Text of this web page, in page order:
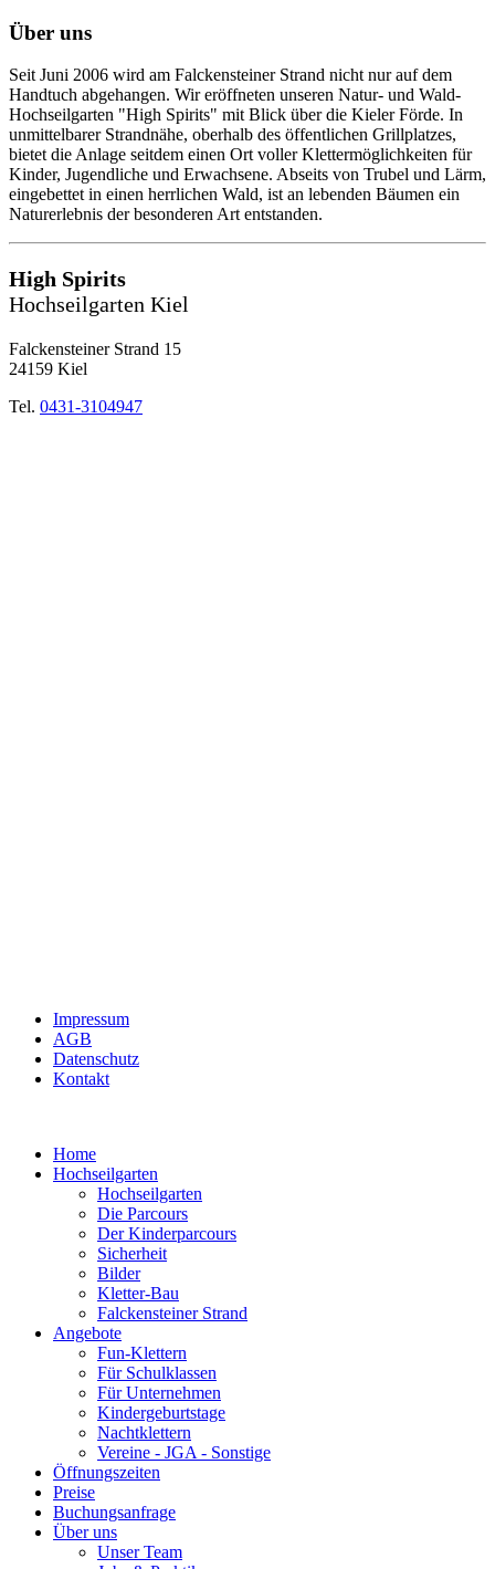
Über uns
Seit Juni 2006 wird am Falckensteiner Strand nicht nur auf dem
Handtuch abgehangen. Wir eröffneten unseren Natur- und Wald-
Hochseilgarten "High Spirits" mit Blick über die Kieler Förde. In
unmittelbarer Strandnähe, oberhalb des öffentlichen Grillplatzes,
bietet die Anlage seitdem einen Ort voller Klettermöglichkeiten für
Kinder, Jugendliche und Erwachsene. Abseits von Trubel und Lärm,
eingebettet in einen herrlichen Wald, ist an lebenden Bäumen ein
Naturerlebnis der besonderen Art entstanden.
High Spirits
Hochseilgarten Kiel
Falckensteiner Strand 15
24159 Kiel
Tel. 0431-3104947
Impressum
AGB
Datenschutz
Kontakt
Home
Hochseilgarten
Hochseilgarten
Die Parcours
Der Kinderparcours
Sicherheit
Bilder
Kletter-Bau
Falckensteiner Strand
Angebote
Fun-Klettern
Für Schulklassen
Für Unternehmen
Kindergeburtstage
Nachtklettern
Vereine - JGA - Sonstige
Öffnungszeiten
Preise
Buchungsanfrage
Über uns
Unser Team